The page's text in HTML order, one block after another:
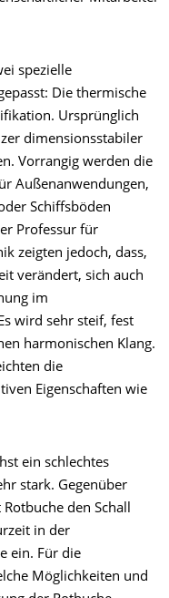
spezielle
Die thermische
Ursprünglich
dimensionsstabiler
Vorrangig werden die
Außenanwendungen,
Schiffsböden
Professur für
zeigten jedoch, dass,
verändert, sich auch
im
wird sehr steif, fest
harmonischen Klang.
die
Eigenschaften wie
ein schlechtes
stark. Gegenüber
den Schall
in der
ein. Für die
Möglichkeiten und